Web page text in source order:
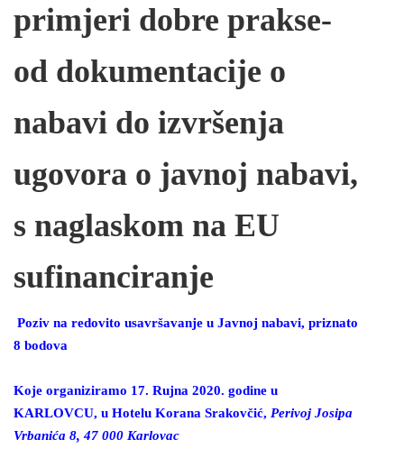
primjeri dobre prakse-
od dokumentacije o
nabavi do izvršenja
ugovora o javnoj nabavi,
s naglaskom na EU
sufinanciranje
Poziv na redovito usavršavanje u Javnoj nabavi, priznato
8 bodova
Koje organiziramo 17. Rujna 2020. godine u
KARLOVCU, u Hotelu Korana Srakovčić, Perivoj Josipa
Vrbanića 8, 47 000 Karlovac